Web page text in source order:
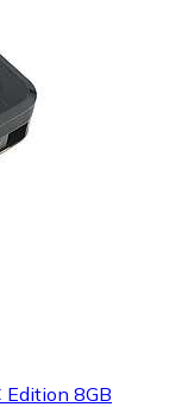
Edition 8GB